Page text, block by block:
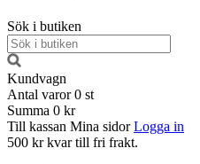
Sök i butiken
Kundvagn
Antal varor 0 st
Summa 0 kr
Till kassan Mina sidor Logga in
500 kr kvar till fri frakt.